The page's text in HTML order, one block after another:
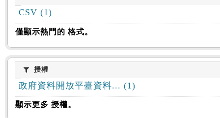
CSV (1)
僅顯示熱門的 格式。
授權授權
政府資料開放平臺資料... (1)
顯示更多 授權。